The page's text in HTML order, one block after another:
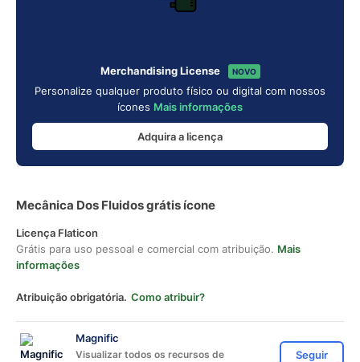
Merchandising License NOVO
Personalize qualquer produto físico ou digital com nossos
ícones Mais informações
Adquira a licença
Mecânica Dos Fluidos grátis ícone
Licença Flaticon
Grátis para uso pessoal e comercial com atribuição. Mais
informações
Atribuição obrigatória. Como atribuir?
Magnific
Visualizar todos os recursos de
Seguir